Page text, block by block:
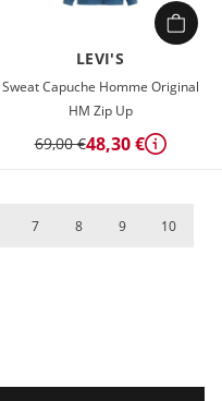
LEVI'S
Sweat Capuche Homme Original
HM Zip Up
69,00 €48,30 € Détails
7 8 9 10